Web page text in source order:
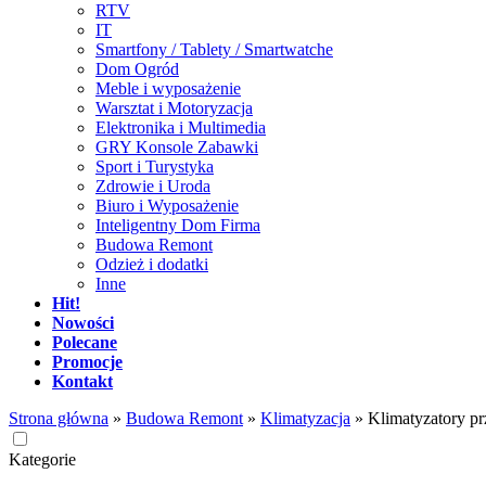
RTV
IT
Smartfony / Tablety / Smartwatche
Dom Ogród
Meble i wyposażenie
Warsztat i Motoryzacja
Elektronika i Multimedia
GRY Konsole Zabawki
Sport i Turystyka
Zdrowie i Uroda
Biuro i Wyposażenie
Inteligentny Dom Firma
Budowa Remont
Odzież i dodatki
Inne
Hit!
Nowości
Polecane
Promocje
Kontakt
Strona główna » Budowa Remont » Klimatyzacja » Klimatyzatory
Kategorie